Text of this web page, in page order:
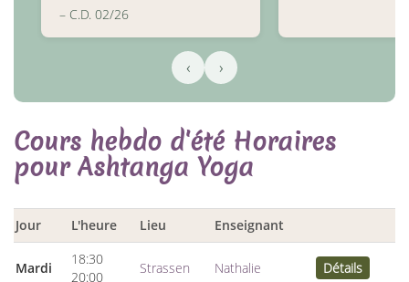
– C.D. 02/26
‹ ›
Cours hebdo d'été Horaires
pour Ashtanga Yoga
Jour L'heure Lieu Enseignant
Mardi
18:30
20:00
Strassen Nathalie Détails